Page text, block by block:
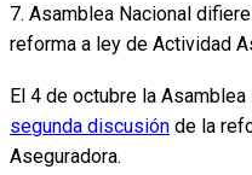
7. Asamblea Nacional
reforma a ley de Actividad
El 4 de octubre la Asamblea
segunda discusión de la
Aseguradora.